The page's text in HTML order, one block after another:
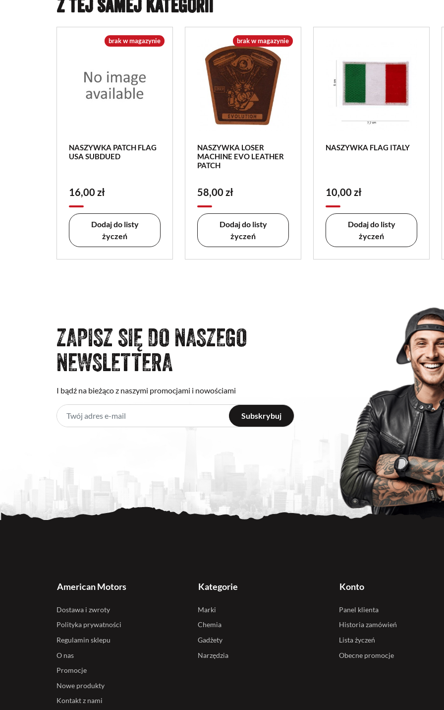
Z TEJ SAMEJ KATEGORII
brak w magazynie
NASZYWKA PATCH FLAG
USA SUBDUED
16,00 zł
Dodaj do listy
życzeń
brak w magazynie
NASZYWKA LOSER
MACHINE EVO LEATHER
PATCH
58,00 zł
Dodaj do listy
życzeń
NASZYWKA FLAG ITALY
10,00 zł
Dodaj do listy
życzeń
ZAPISZ SIĘ DO NASZEGO
NEWSLETTERA
I bądź na bieżąco z naszymi promocjami i nowościami
American Motors
Dostawa i zwroty
Polityka prywatności
Regulamin sklepu
O nas
Promocje
Nowe produkty
Kontakt z nami
Kategorie
Marki
Chemia
Gadżety
Narzędzia
Konto
Panel klienta
Historia zamówień
Lista życzeń
Obecne promocje